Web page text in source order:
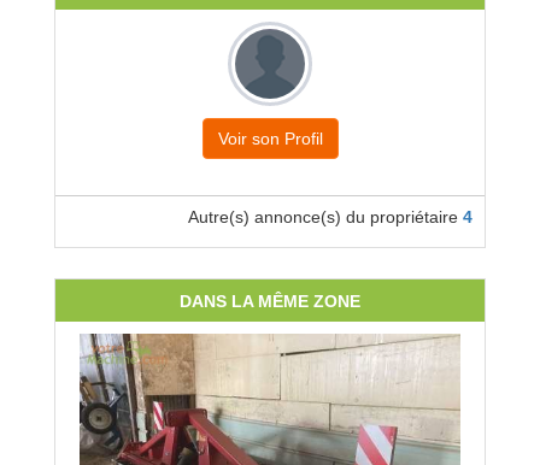
Voir son Profil
Autre(s) annonce(s) du propriétaire 4
DANS LA MÊME ZONE